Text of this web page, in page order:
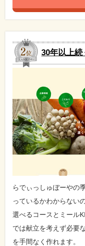
30年以上続
らでぃっしゅぼーやの
っているかわからない
選べるコースとミール
では献立を考えず必要
を手間なく作れます。